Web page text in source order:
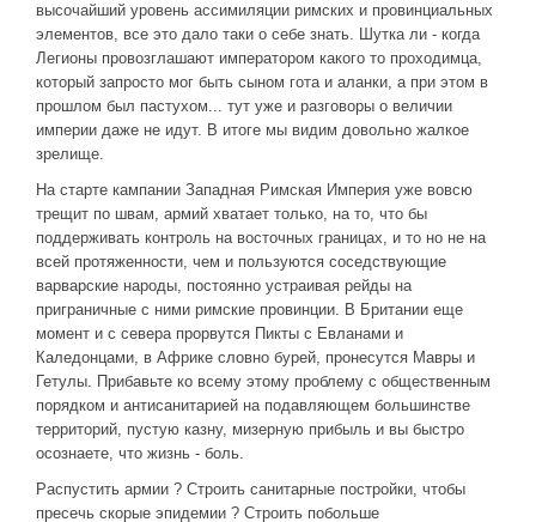
высочайший уровень ассимиляции римских и провинциальных
элементов, все это дало таки о себе знать. Шутка ли - когда
Легионы провозглашают императором какого то проходимца,
который запросто мог быть сыном гота и аланки, а при этом в
прошлом был пастухом... тут уже и разговоры о величии
империи даже не идут. В итоге мы видим довольно жалкое
зрелище.
На старте кампании Западная Римская Империя уже вовсю
трещит по швам, армий хватает только, на то, что бы
поддерживать контроль на восточных границах, и то но не на
всей протяженности, чем и пользуются соседствующие
варварские народы, постоянно устраивая рейды на
приграничные с ними римские провинции. В Британии еще
момент и с севера прорвутся Пикты с Евланами и
Каледонцами, в Африке словно бурей, пронесутся Мавры и
Гетулы. Прибавьте ко всему этому проблему с общественным
порядком и антисанитарией на подавляющем большинстве
территорий, пустую казну, мизерную прибыль и вы быстро
осознаете, что жизнь - боль.
Распустить армии ? Строить санитарные постройки, чтобы
пресечь скорые эпидемии ? Строить побольше